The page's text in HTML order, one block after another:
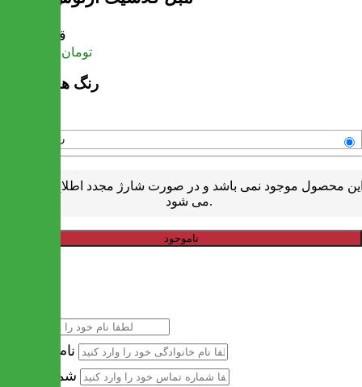
قیمت
تومان
رنگ های موجود
رنگبندی متنوع
محصول موجود نمی باشد و در صورت شارژ مجدد اطلاع رسانی
می شود.
ناموجود
نام خانوادگی
شماره تماس